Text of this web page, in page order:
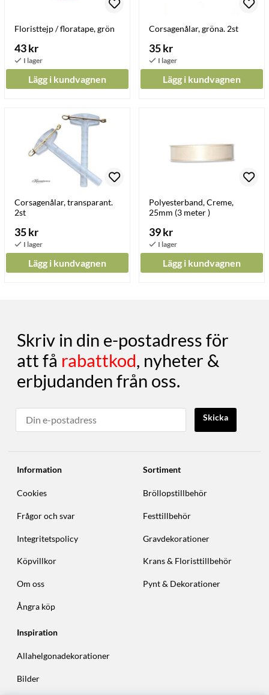
Floristtejp / floratape, grön
43 kr
Lägg i kundvagnen
Corsagenålar, gröna. 2st
35 kr
Lägg i kundvagnen
Corsagenålar, transparant.
2st
35 kr
Lägg i kundvagnen
Polyesterband, Creme,
25mm (3 meter )
39 kr
Lägg i kundvagnen
Skriv in din e-postadress för
att få rabattkod, nyheter &
erbjudanden från oss.
Skicka
Information
Cookies
Frågor och svar
Integritetspolicy
Köpvillkor
Om oss
Ångra köp
Sortiment
Bröllopstillbehör
Festtillbehör
Gravdekorationer
Krans & Floristtillbehör
Pynt & Dekorationer
Inspiration
Allahelgonadekorationer
Bilder